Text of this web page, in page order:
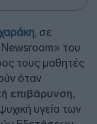
, σε
του
τους μαθητές
όταν
επιβάρυνση,
υγεία των